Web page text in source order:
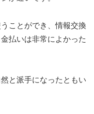
ことができ、情報交換
払いは非常によかった
と派手になったともい